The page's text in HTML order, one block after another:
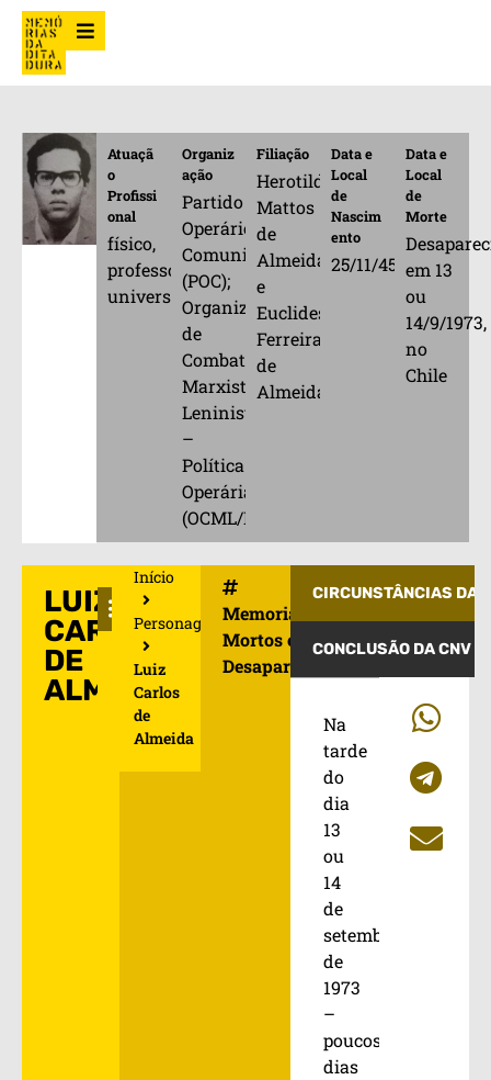
Atuaçã
o
Profissi
onal
físico,
professor
universitário
Organiz
ação
Partido
Operário
Comunista
(POC);
Organização
de
Combate
Marxista-
Leninista
–
Política
Operária
(OCML/PO)
Filiação
Herotildes
Mattos
de
Almeida
e
Euclides
Ferreira
de
Almeida
Data e
Local
de
Nascim
ento
25/11/45
Data e
Local
de
Morte
em 13
ou
14/9/1973,
no
Chile
LUIZ
CARLOS
DE
ALMEIDA
Início
Personagens
Luiz
Carlos
de
Almeida
Memorial de
Mortos e
Desaparecidos
CIRCUNSTÂNCIAS DA
CONCLUSÃO DA CNV
Na
tarde
do
dia
13
ou
14
de
setembro
de
1973
–
poucos
dias